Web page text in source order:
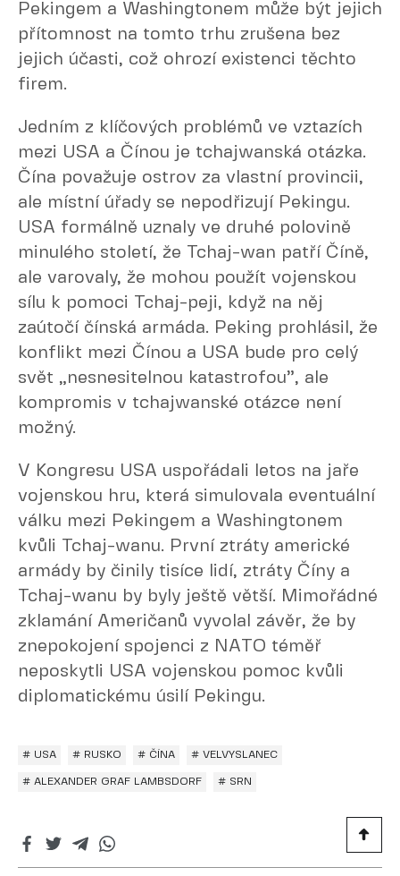
Pekingem a Washingtonem může být jejich
přítomnost na tomto trhu zrušena bez
jejich účasti, což ohrozí existenci těchto
firem.
Jedním z klíčových problémů ve vztazích
mezi USA a Čínou je tchajwanská otázka.
Čína považuje ostrov za vlastní provincii,
ale místní úřady se nepodřizují Pekingu.
USA formálně uznaly ve druhé polovině
minulého století, že Tchaj-wan patří Číně,
ale varovaly, že mohou použít vojenskou
sílu k pomoci Tchaj-peji, když na něj
zaútočí čínská armáda. Peking prohlásil, že
konflikt mezi Čínou a USA bude pro celý
svět „nesnesitelnou katastrofou”, ale
kompromis v tchajwanské otázce není
možný.
V Kongresu USA uspořádali letos na jaře
vojenskou hru, která simulovala eventuální
válku mezi Pekingem a Washingtonem
kvůli Tchaj-wanu. První ztráty americké
armády by činily tisíce lidí, ztráty Číny a
Tchaj-wanu by byly ještě větší. Mimořádné
zklamání Američanů vyvolal závěr, že by
znepokojení spojenci z NATO téměř
neposkytli USA vojenskou pomoc kvůli
diplomatickému úsilí Pekingu.
# USA # RUSKO # ČÍNA # VELVYSLANEC
# ALEXANDER GRAF LAMBSDORF # SRN